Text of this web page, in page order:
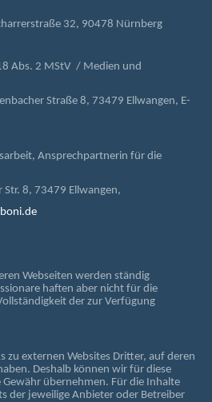
32, 90478 Nürnberg
Abs. 2 MStV / Medien und
Straße 8, 73479 Ellwangen, E-
Ansprechpartnerin für die
Str. 8, 73479 Ellwangen,
Webseiten werden ständig
haften aber nicht für die
der zur Verfügung
zu externen Websites Dritter, auf deren
Deshalb können wir für diese
übernehmen. Für die Inhalte
der jeweilige Anbieter oder Betreiber